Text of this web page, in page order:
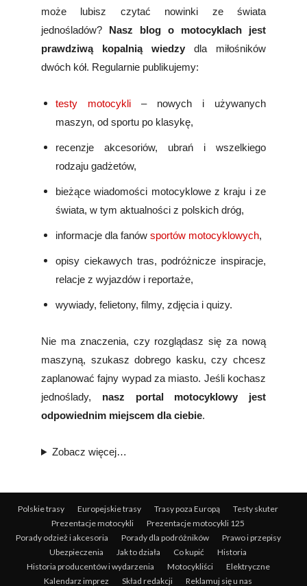
może lubisz czytać nowinki ze świata
jednośladów? Nasz blog o motocyklach jest
prawdziwą kopalnią wiedzy dla miłośników
dwóch kół. Regularnie publikujemy:
testy motocykli – nowych i używanych
maszyn, od sportu po klasykę,
recenzje akcesoriów, ubrań i wszelkiego
rodzaju gadżetów,
bieżące wiadomości motocyklowe z kraju i ze
świata, w tym aktualności z polskich dróg,
informacje dla fanów sportów motocyklowych,
opisy ciekawych tras, podróżnicze inspiracje,
relacje z wyjazdów i reportaże,
wywiady, felietony, filmy, zdjęcia i quizy.
Nie ma znaczenia, czy rozglądasz się za nową
maszyną, szukasz dobrego kasku, czy chcesz
zaplanować fajny wypad za miasto. Jeśli kochasz
jednoślady, nasz portal motocyklowy jest
odpowiednim miejscem dla ciebie.
Zobacz więcej…
Polskie trasy Europejskie trasy Trasy poza Europą
Testy skuter
Prezentacje motocykli
Prezentacje motocykli 125
Porady odzież i akcesoria
Porady dla podróżników
Prawo i przepisy
Ubezpieczenia
Jak to działa Co kupić
Historia
Historia producentów i wydarzenia
Motocykliści
Elektryczne
Kalendarz imprez
Skład redakcji Reklamuj się u nas